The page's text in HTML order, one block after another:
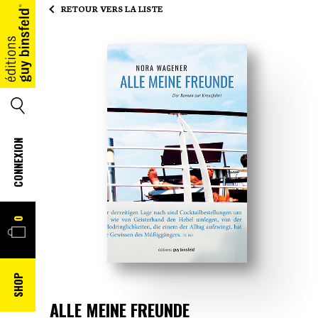
ACCUEIL
SEARCH
CONNEXION
PANIER
0
SHOP
RETOUR VERS LA LISTE
ALLE MEINE FREUNDE